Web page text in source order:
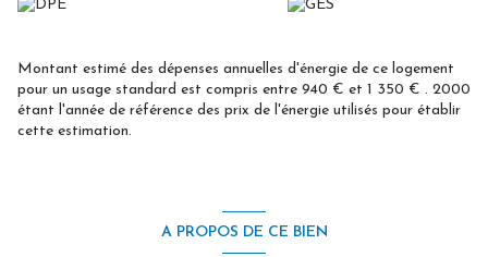
Les informations sur les risques auxquels ce bien est exposé sont
Montant estimé des dépenses annuelles d'énergie de ce logement
pour un usage standard est compris entre 940 € et 1 350 € . 2000
étant l'année de référence des prix de l'énergie utilisés pour établir
cette estimation.
A PROPOS DE CE BIEN